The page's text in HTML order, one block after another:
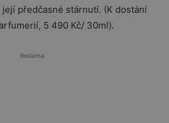
předčasné stárnutí. (K dostání
5 490 Kč/ 30ml).
Reklama